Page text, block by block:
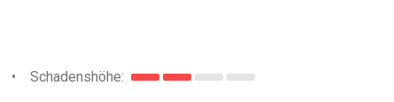
• Schadenshöhe: